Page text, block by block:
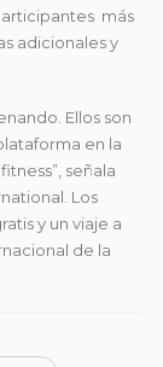
más
adicionales y
Ellos son
en la
señala
Los
y un viaje a
de la